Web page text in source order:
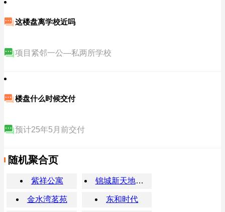
这楼盘离学校近吗
项目紧邻一公—私两所学校
楼盘什么时候交付
预计25年5月前交付
随机聚合页
紫祥公寓 锦城新天地购物广场
金水湾茗苑 东和时代